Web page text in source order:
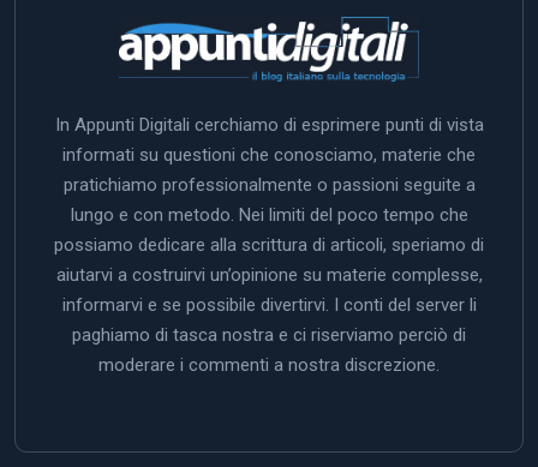
In Appunti Digitali cerchiamo di esprimere punti di vista
informati su questioni che conosciamo, materie che
pratichiamo professionalmente o passioni seguite a
lungo e con metodo. Nei limiti del poco tempo che
possiamo dedicare alla scrittura di articoli, speriamo di
aiutarvi a costruirvi un’opinione su materie complesse,
informarvi e se possibile divertirvi. I conti del server li
paghiamo di tasca nostra e ci riserviamo perciò di
moderare i commenti a nostra discrezione.